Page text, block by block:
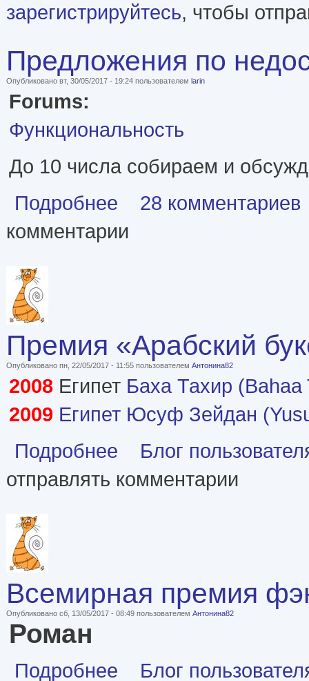
зарегистрируйтесь, чтобы
Предложения по
Опубликовано вт, 30/05/2017 - 19:24 пользователем larin
Forums:
Функциональность
До 10 числа собираем и
Подробнее о Предложения по недостающим жанрам.
28 комментариев
комментарии
Премия «Арабский
Опубликовано пн, 22/05/2017 - 11:55 пользователем Антонина82
2008 Египет Баха Тахир (Bahaa
2009 Египет Юсуф Зейдан
Подробнее о Премия «Арабский букер» (лауреаты)
Блог
отправлять комментарии
Всемирная премия
Опубликовано сб, 13/05/2017 - 08:49 пользователем Антонина82
Роман
Подробнее о Всемирная премия фэнтези (World Fantasy
Блог